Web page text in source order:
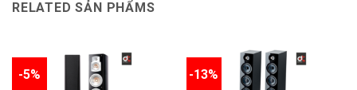
RELATED SẢN PHẨMS
-5% -13%